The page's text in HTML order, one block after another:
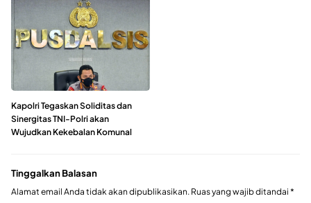
Kapolri Tegaskan Soliditas dan
Sinergitas TNI-Polri akan
Wujudkan Kekebalan Komunal
Tinggalkan Balasan
Alamat email Anda tidak akan dipublikasikan. Ruas yang wajib ditandai *